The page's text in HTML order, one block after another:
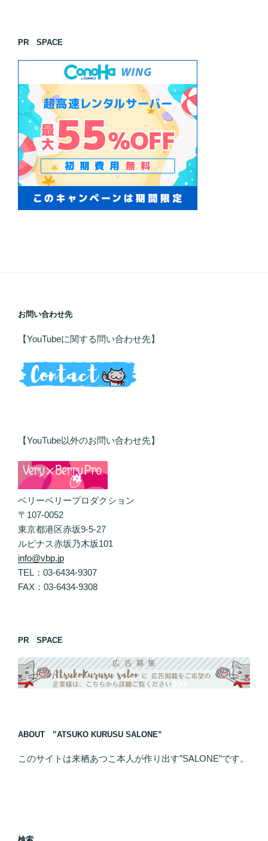
PR SPACE
お問い合わせ先
【YouTubeに関する問い合わせ先】
【YouTube以外のお問い合わせ先】
ベリーベリープロダクション
〒107-0052
東京都港区赤坂9-5-27
ルピナス赤坂乃木坂101
info@vbp.jp
TEL：03-6434-9307
FAX：03-6434-9308
PR SPACE
ABOUT ”ATSUKO KURUSU SALONE”
このサイトは来栖あつこ本人が作り出す”SALONE”です。